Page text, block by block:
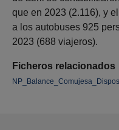
Ficheros relacionados
que en 2023 (2.116), y
a los autobuses 925
2023 (688 viajeros).